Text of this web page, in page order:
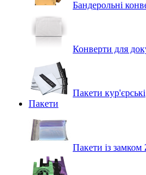
Бандерольні
Конверти для
Пакети кур'єрські
Пакети
Пакети із